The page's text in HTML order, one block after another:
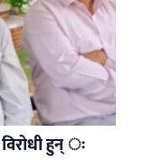
हुन् ः